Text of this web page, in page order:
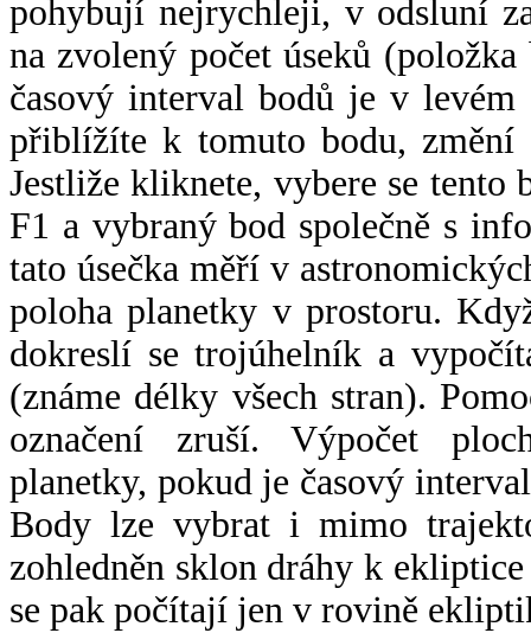
pohybují nejrychleji, v odsluní
na zvolený počet úseků
časový interval bodů je v
přiblížíte k tomuto bodu,
Jestliže kliknete, vybere se tento
F1 a vybraný bod společně s
tato úsečka měří v
poloha planetky v prostoru.
dokreslí se trojúhelník a
(známe délky všech stran).
označení zruší. Výpočet
planetky, pokud je časový
Body lze vybrat i mimo
zohledněn sklon dráhy k
se pak počítají jen v rovině